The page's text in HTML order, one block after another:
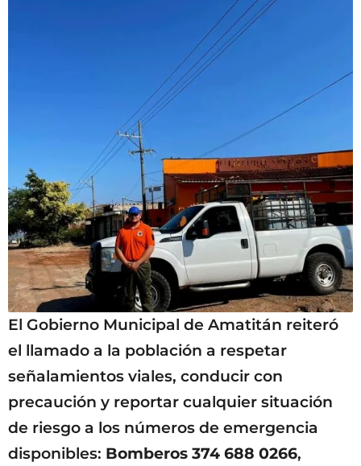
El Gobierno Municipal de Amatitán reiteró
el llamado a la población a respetar
señalamientos viales, conducir con
precaución y reportar cualquier situación
de riesgo a los números de emergencia
disponibles: Bomberos 374 688 0266,